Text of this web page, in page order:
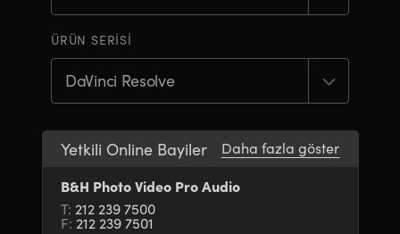
Ortak Çalışma
Finland
France
Hong Kong SAR, China
Italy
Finland
France
Hong Kong SAR, China
Italy
ÜRÜN SERISI
Yetkili Online Bayiler Daha fazla göster
B&H Photo Video Pro Audio
T: 212 239 7500
F: 212 239 7501